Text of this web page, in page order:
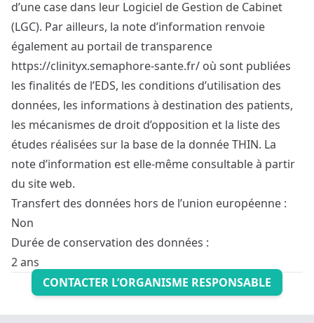
d’une case dans leur Logiciel de Gestion de Cabinet
(LGC). Par ailleurs, la note d’information renvoie
également au portail de transparence
https://clinityx.semaphore-sante.fr/ où sont publiées
les finalités de l’EDS, les conditions d’utilisation des
données, les informations à destination des patients,
les mécanismes de droit d’opposition et la liste des
études réalisées sur la base de la donnée THIN. La
note d’information est elle-même consultable à partir
du site web.
Transfert des données hors de l’union européenne :
Non
Durée de conservation des données :
2 ans
CONTACTER L’ORGANISME RESPONSABLE